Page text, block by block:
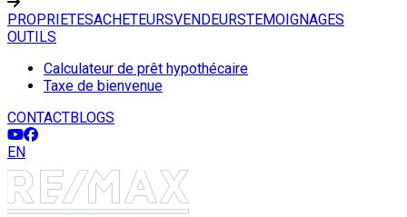
PROPRIETESACHETEURSVENDEURSTEMOIGNAGES
OUTILS
Calculateur de prêt hypothécaire
Taxe de bienvenue
CONTACTBLOGS
EN